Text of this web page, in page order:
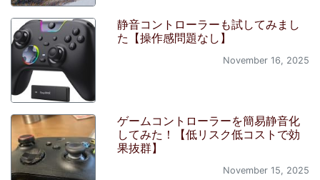
静音コントローラーも試してみまし
た【操作感問題なし】
November 16, 2025
ゲームコントローラーを簡易静音化
してみた！【低リスク低コストで効
果抜群】
November 15, 2025